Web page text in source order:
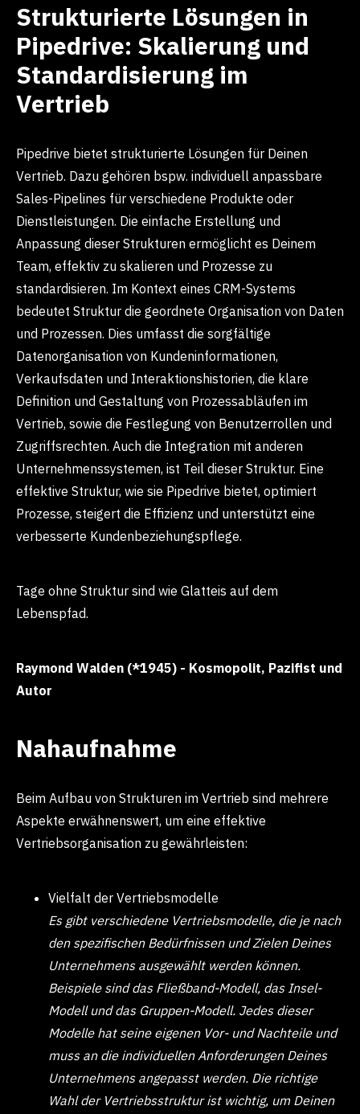
Strukturierte Lösungen in
Pipedrive: Skalierung und
Standardisierung im
Vertrieb
Pipedrive bietet strukturierte Lösungen für Deinen
Vertrieb. Dazu gehören bspw. individuell anpassbare
Sales-Pipelines für verschiedene Produkte oder
Dienstleistungen. Die einfache Erstellung und
Anpassung dieser Strukturen ermöglicht es Deinem
Team, effektiv zu skalieren und Prozesse zu
standardisieren. Im Kontext eines CRM-Systems
bedeutet Struktur die geordnete Organisation von Daten
und Prozessen. Dies umfasst die sorgfältige
Datenorganisation von Kundeninformationen,
Verkaufsdaten und Interaktionshistorien, die klare
Definition und Gestaltung von Prozessabläufen im
Vertrieb, sowie die Festlegung von Benutzerrollen und
Zugriffsrechten. Auch die Integration mit anderen
Unternehmenssystemen, ist Teil dieser Struktur. Eine
effektive Struktur, wie sie Pipedrive bietet, optimiert
Prozesse, steigert die Effizienz und unterstützt eine
verbesserte Kundenbeziehungspflege.
Tage ohne Struktur sind wie Glatteis auf dem
Lebenspfad.
Raymond Walden (*1945) - Kosmopolit, Pazifist und
Autor
Nahaufnahme
Beim Aufbau von Strukturen im Vertrieb sind mehrere
Aspekte erwähnenswert, um eine effektive
Vertriebsorganisation zu gewährleisten:
Vielfalt der Vertriebsmodelle
Es gibt verschiedene Vertriebsmodelle, die je nach
den spezifischen Bedürfnissen und Zielen Deines
Unternehmens ausgewählt werden können.
Beispiele sind das Fließband-Modell, das Insel-
Modell und das Gruppen-Modell. Jedes dieser
Modelle hat seine eigenen Vor- und Nachteile und
muss an die individuellen Anforderungen Deines
Unternehmens angepasst werden. Die richtige
Wahl der Vertriebsstruktur ist wichtig, um Deinen